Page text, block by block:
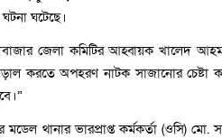
ঘটেছে।
জেলা কমিটির আহ্বায়ক খালেদ
করতে অপহরণ নাটক সাজানোর চেষ্টা
মডেল থানার ভারপ্রাপ্ত কর্মকর্তা (ওসি)